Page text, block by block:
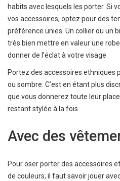
habits avec lesquels les porter. Si
vos accessoires, optez pour des
préférence unies. Un collier ou un
très bien mettre en valeur une
donner de l’éclat à votre visage.
Portez des accessoires ethniques
ou sombre. C’est en étant plus
que vous donnerez toute leur
restant stylée à la fois.
Avec des
Pour oser porter des accessoires
de couleurs, il faut savoir jouer